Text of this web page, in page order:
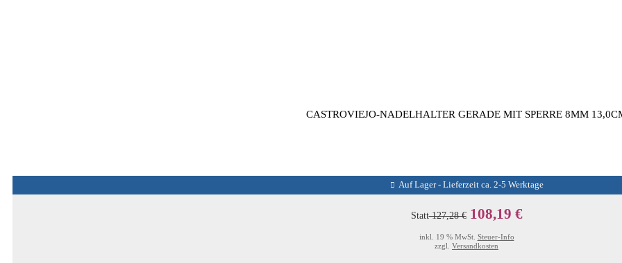
CASTROVIEJO-NADELHALTER GERADE MIT SPERRE 8MM
Auf Lager - Lieferzeit ca. 2-5 Werktage
Statt127,28 € 108,19 €
inkl. 19 % MwSt. Steuer-Info
zzgl. Versandkosten